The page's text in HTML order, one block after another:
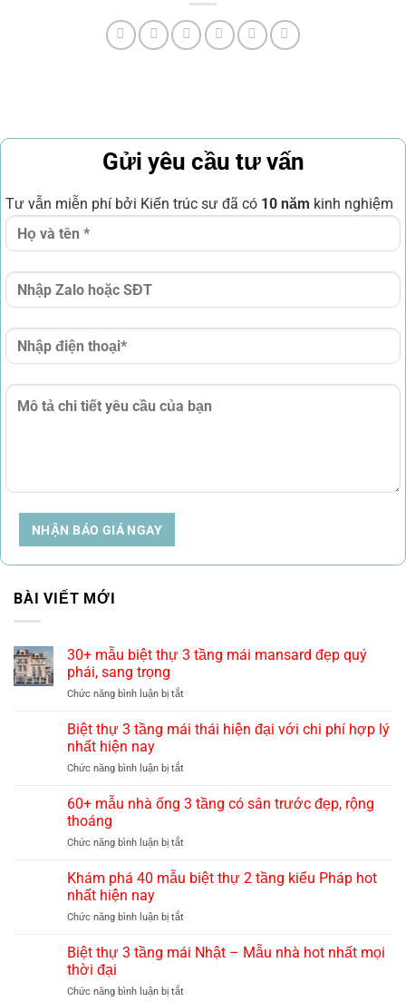
Gửi yêu cầu tư vấn
Tư vẫn miễn phí bởi Kiến trúc sư đã có 10 năm kinh nghiệm
NHẬN BÁO GIÁ NGAY
BÀI VIẾT MỚI
30+ mẫu biệt thự 3 tầng mái mansard đẹp quý
phái, sang trọng
Chức năng bình luận bị tắtở
mẫu
3
mái
quý
sang
Biệt thự 3 tầng mái thái hiện đại với chi phí hợp lý
nhất hiện nay
Chức năng bình luận bị tắtở
thự
mái
hiện
chi
hợp
hiện
60+ mẫu nhà ống 3 tầng có sân trước đẹp, rộng
thoáng
Chức năng bình luận bị tắtở
mẫu
3
có
đẹp,
Khám phá 40 mẫu biệt thự 2 tầng kiểu Pháp hot
nhất hiện nay
Chức năng bình luận bị tắtở
phá
biệt
Biệt thự 3 tầng mái Nhật – Mẫu nhà hot nhất mọi
thời đại
Chức năng bình luận bị tắtở